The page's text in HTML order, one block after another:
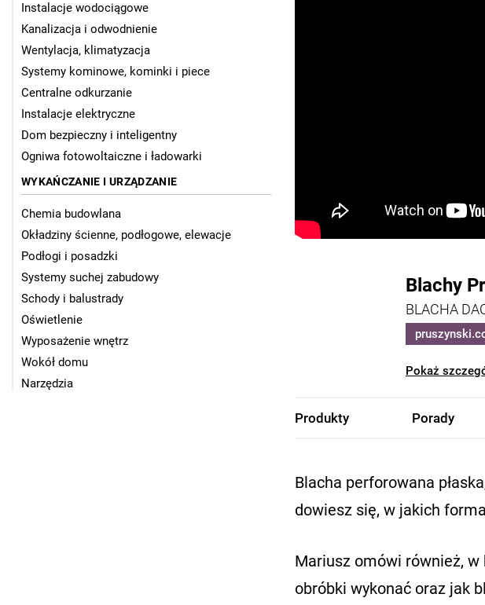
Instalacje wodociągowe
Kanalizacja i odwodnienie
Wentylacja, klimatyzacja
Systemy kominowe, kominki i piece
Centralne odkurzanie
Instalacje elektryczne
Dom bezpieczny i inteligentny
Ogniwa fotowoltaiczne i ładowarki
WYKAŃCZANIE I URZĄDZANIE
Chemia budowlana
Okładziny ścienne, podłogowe, elewacje
Podłogi i posadzki
Systemy suchej zabudowy
Schody i balustrady
Oświetlenie
Wyposażenie wnętrz
Wokół domu
Narzędzia
Blachy
BLACHA
Pokaż
Produkty Porady
Blacha perforowana
dowiesz się, w jakich
Mariusz omówi również,
obróbki wykonać oraz jak